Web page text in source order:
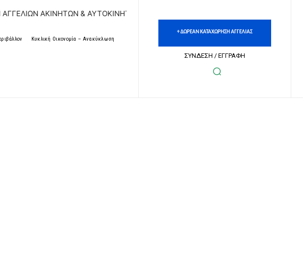
& ΑΥΤΟΚΙΝΗΤΩΝ | ΔΩΡΕΑΝ ΚΑΤΑΧΩΡΗΣΗ ΑΓΓΕΛΙΩΝ ΑΚΙΝΗΤΩΝ &
Κυκλική Οικονομία – Ανακύκλωση
+ ΔΩΡΕΑΝ ΚΑΤΑΧΩΡΗΣΗ ΑΓΓΕΛΙΑΣ
ΣΥΝΔΕΣΗ / ΕΓΓΡΑΦΗ